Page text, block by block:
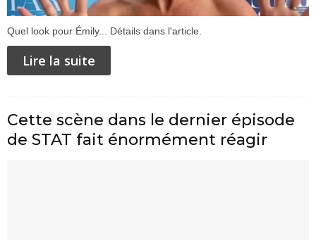
Quel look pour Émily... Détails dans l'article.
Lire la suite
Cette scène dans le dernier épisode
de STAT fait énormément réagir